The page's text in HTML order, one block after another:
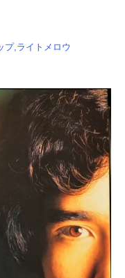
プ,ライトメロウ